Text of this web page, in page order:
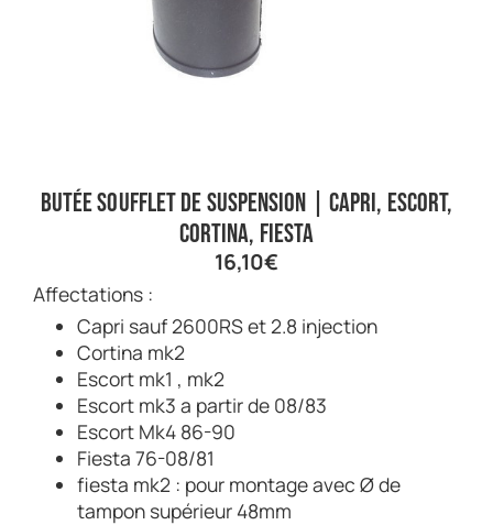
Butée soufflet de suspension | Capri, Escort,
Cortina, Fiesta
16,10€
Affectations :
Capri sauf 2600RS et 2.8 injection
Cortina mk2
Escort mk1 , mk2
Escort mk3 a partir de 08/83
Escort Mk4 86-90
Fiesta 76-08/81
fiesta mk2 : pour montage avec Ø de
tampon supérieur 48mm